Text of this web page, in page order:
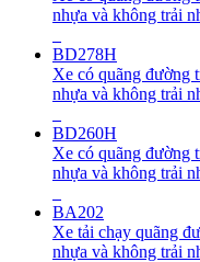
nhựa và không trải
BD278H
Xe có quãng đường
nhựa và không trải
BD260H
Xe có quãng đường
nhựa và không trải
BA202
Xe tải chạy quãng
nhựa và không trải